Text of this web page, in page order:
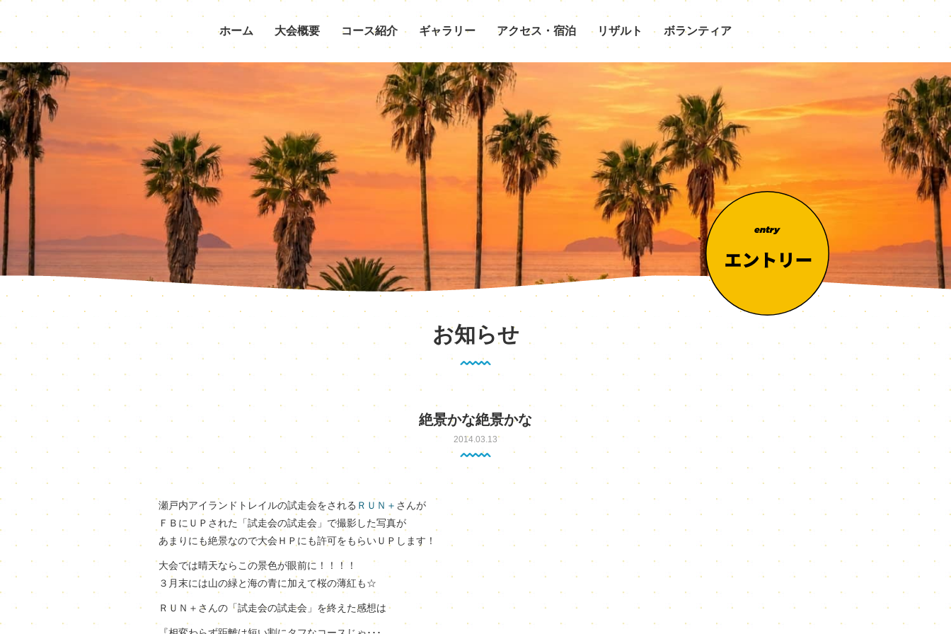
ホーム 大会概要 コース紹介 ギャラリー アクセス・宿泊 リザルト ボランティア
お知らせ
絶景かな絶景かな
2014.03.13
瀬戸内アイランドトレイルの試走会をされる ＲＵＮ＋ さんが
ＦＢにＵＰされた「試走会の試走会」で撮影した写真が
あまりにも絶景なので大会ＨＰにも許可をもらいＵＰします！
大会では晴天ならこの景色が眼前に！！！！
３月末には山の緑と海の青に加えて桜の薄紅も☆
ＲＵＮ＋さんの「試走会の試走会」を終えた感想は